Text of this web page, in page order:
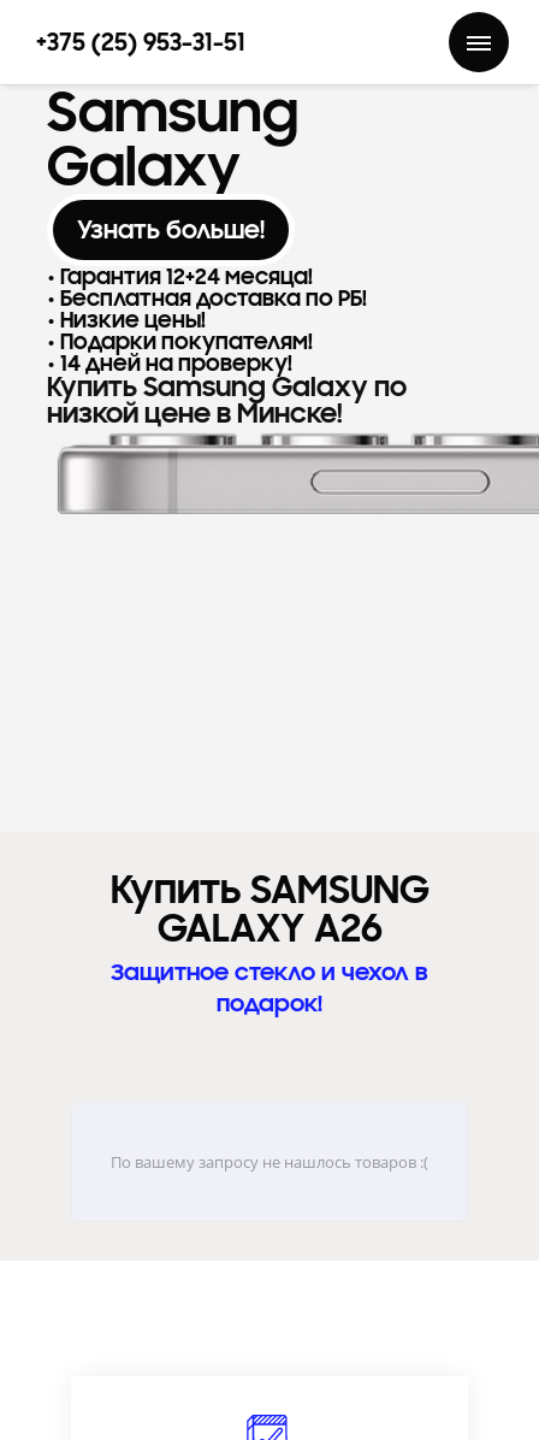
+375 (25) 953-31-51
Samsung
Galaxy
Узнать больше!
Гарантия 12+24 месяца!
Бесплатная доставка по РБ!
Низкие цены!
Подарки покупателям!
14 дней на проверку!
Купить Samsung Galaxy по
низкой цене в Минске!
Купить SAMSUNG
GALAXY A26
Защитное стекло и чехол в
подарок!
По вашему запросу не нашлось товаров :(